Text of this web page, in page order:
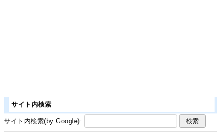
サイト内検索
サイト内検索(by Google):